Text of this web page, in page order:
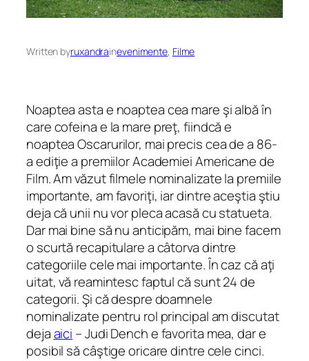
Written byruxandrainevenimente, Filme
Noaptea asta e noaptea cea mare şi albă în
care cofeina e la mare preţ, fiindcă e
noaptea Oscarurilor, mai precis cea de a 86-
a ediţie a premiilor Academiei Americane de
Film. Am văzut filmele nominalizate la premiile
importante, am favoriţi, iar dintre aceştia ştiu
deja că unii nu vor pleca acasă cu statueta.
Dar mai bine să nu anticipăm, mai bine facem
o scurtă recapitulare a câtorva dintre
categoriile cele mai importante. În caz că aţi
uitat, vă reamintesc faptul că sunt 24 de
categorii. Şi că despre doamnele
nominalizate pentru rol principal am discutat
dejaaici – Judi Dench e favorita mea, dar e
posibil să câştige oricare dintre cele cinci.